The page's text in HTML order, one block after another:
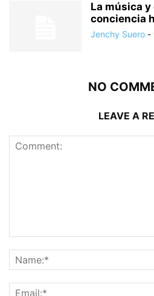
La música
conciencia
Jenchy Suero -
NO
LEAVE A